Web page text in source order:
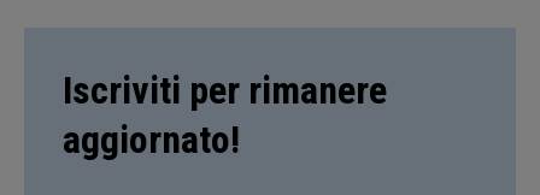
Iscriviti per rimanere
aggiornato!